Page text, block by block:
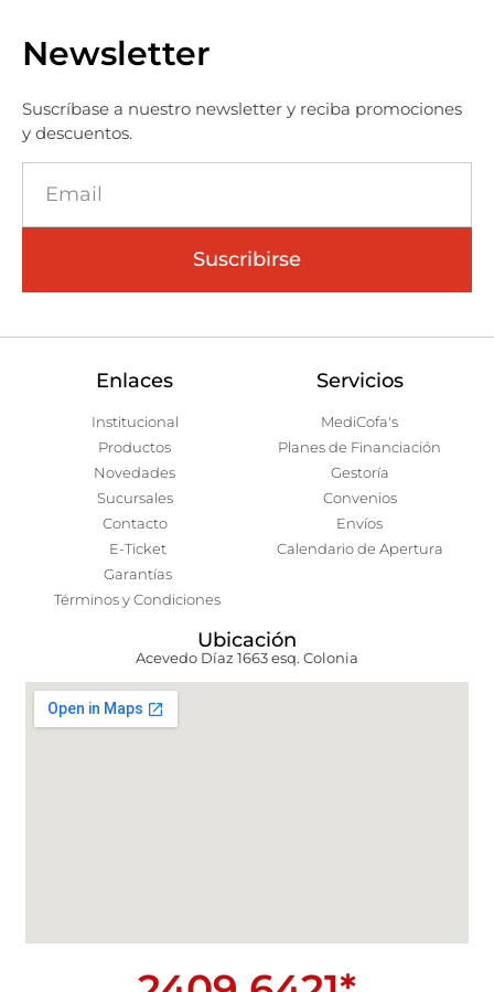
Newsletter
Suscríbase a nuestro newsletter y reciba promociones
y descuentos.
Suscribirse
Enlaces
Institucional
Productos
Novedades
Sucursales
Contacto
E-Ticket
Garantías
Términos y Condiciones
Servicios
MediCofa's
Planes de Financiación
Gestoría
Convenios
Envíos
Calendario de Apertura
Ubicación
Acevedo Díaz 1663 esq. Colonia